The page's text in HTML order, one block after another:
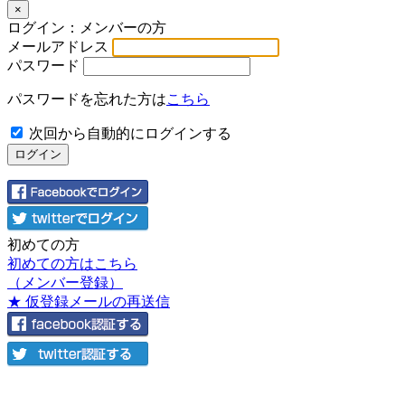
×
ログイン：メンバーの方
メールアドレス
パスワード
パスワードを忘れた方はこちら
次回から自動的にログインする
初めての方
初めての方はこちら
（メンバー登録）
★ 仮登録メールの再送信